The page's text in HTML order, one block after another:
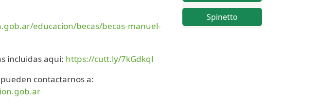
educacion/becas/becas-manuel-
incluidas aquí: https://cutt.ly/7kGdkql
contactarnos a:
Spinetto